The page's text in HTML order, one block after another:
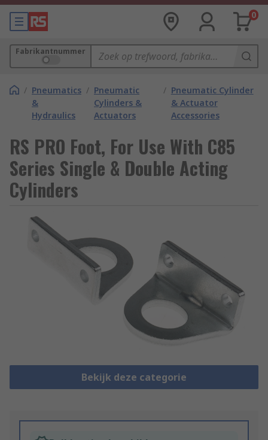
0
Fabrikantnummer
/ Pneumatics
&
Hydraulics
/ Pneumatic
Cylinders &
Actuators
/ Pneumatic Cylinder
& Actuator
Accessories
RS PRO Foot, For Use With C85
Series Single & Double Acting
Cylinders
Bekijk deze categorie